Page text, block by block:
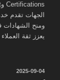
الجهات تقدم
ومنح الشهادات
يعزز ثقة
نُشر
2025-09-04